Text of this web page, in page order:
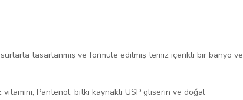
tasarlanmış ve formüle edilmiş temiz içerikli bir banyo ve
Pantenol, bitki kaynaklı USP gliserin ve doğal